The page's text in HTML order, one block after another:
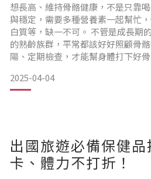
想長高、維持骨骼健康，不是只靠
與穩定，需要多種營養素一起幫忙
白質等，缺一不可。 不管是成長期
的熟齡族群，平常都該好好照顧骨
陽、定期檢查，才能幫身體打下好
康」與「長高」息息相關？骨骼發
年是骨骼發展的重要階段，尤其進入
2025-04-04
出國旅遊必備保健
卡、體力不打折！